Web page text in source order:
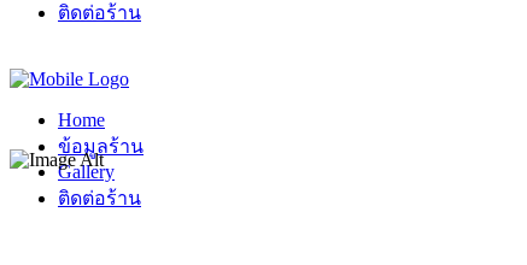
ติดต่อร้าน
Home
ข้อมูลร้าน
Gallery
ติดต่อร้าน